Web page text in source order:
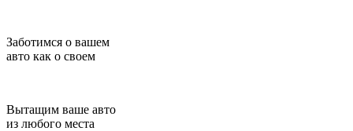
Заботимся о вашем
авто как о своем
Вытащим ваше авто
из любого места